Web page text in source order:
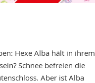
Hexe Alba hält in ihrem
Schnee befreien die
Aber ist Alba